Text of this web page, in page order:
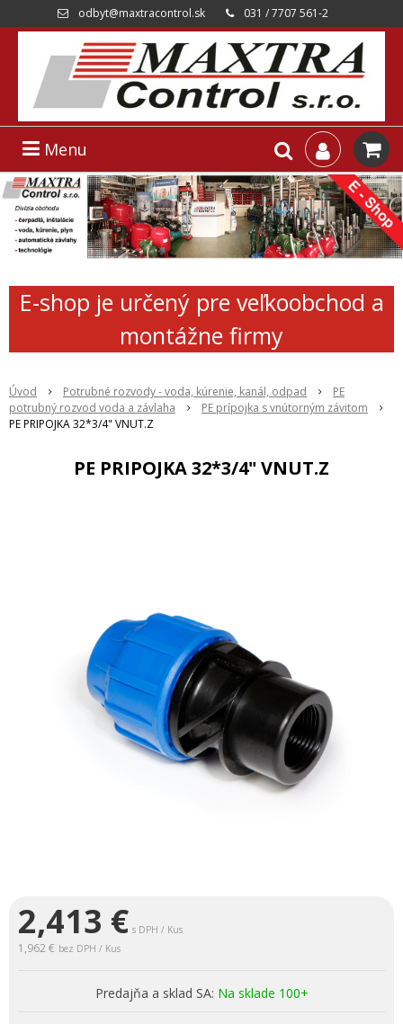
odbyt@maxtracontrol.sk 031 / 7707 561-2
Menu
E-shop je určený pre veľkoobchod a
montážne firmy
Úvod Potrubné rozvody - voda, kúrenie, kanál, odpad
PE
potrubný rozvod voda a závlaha
PE prípojka s vnútorným závitom
PE PRIPOJKA 32*3/4" VNUT.Z
PE PRIPOJKA 32*3/4" VNUT.Z
2,413 € s DPH / Kus
1,962 € bez DPH / Kus
Predajňa a sklad SA: Na sklade 100+